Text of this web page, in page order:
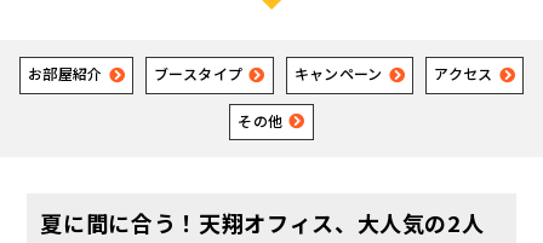
お部屋紹介 ブースタイプ キャンペーン アクセス
その他
夏に間に合う！天翔オフィス、大人気の2人